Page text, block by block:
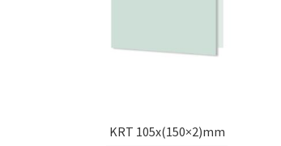
KRT 105x(150×2)mm